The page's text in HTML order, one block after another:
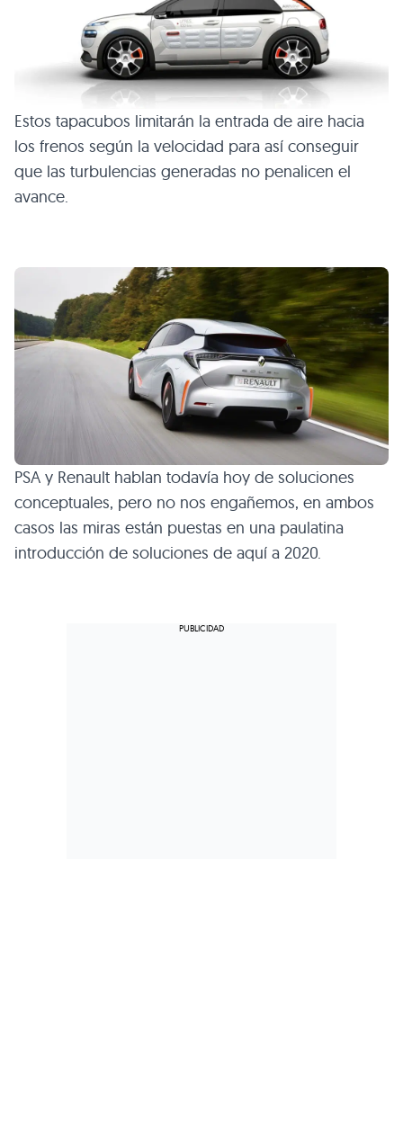
Estos tapacubos limitarán la entrada de aire hacia
los frenos según la velocidad para así conseguir
que las turbulencias generadas no penalicen el
avance.
PSA y Renault hablan todavía hoy de soluciones
conceptuales, pero no nos engañemos, en ambos
casos las miras están puestas en una paulatina
introducción de soluciones de aquí a 2020.